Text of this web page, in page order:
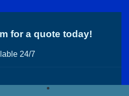
for a quote today!
24/7